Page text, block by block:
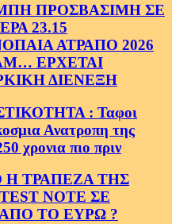
ΠΡΟΣΒΑΣΙΜΗ ΣΕ
23.15
ΑΤΡΑΠΟ 2026
ΕΡΧΕΤΑΙ
ΔΙΕΝΕΞΗ
: Ταφοι
Ανατροπη της
χρονια πιο πριν
Η ΤΡΑΠΕΖΑ ΤΗΣ
NOTE ΣΕ
ΤΟ ΕΥΡΩ ?